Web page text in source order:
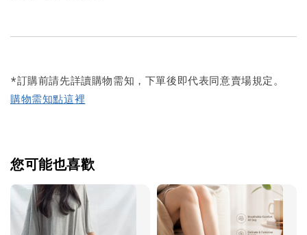
*訂購前請先詳讀購物需知，下單後即代表同意賣場規定。
購物需知點這裡
您可能也喜歡